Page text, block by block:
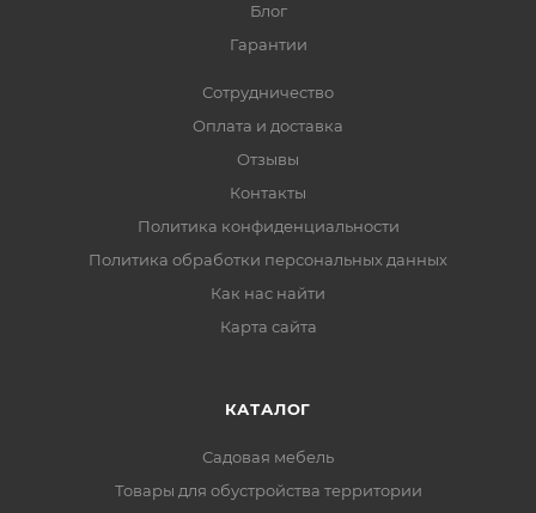
Блог
Гарантии
Сотрудничество
Оплата и доставка
Отзывы
Контакты
Политика конфиденциальности
Политика обработки персональных данных
Как нас найти
Карта сайта
КАТАЛОГ
Садовая мебель
Товары для обустройства территории